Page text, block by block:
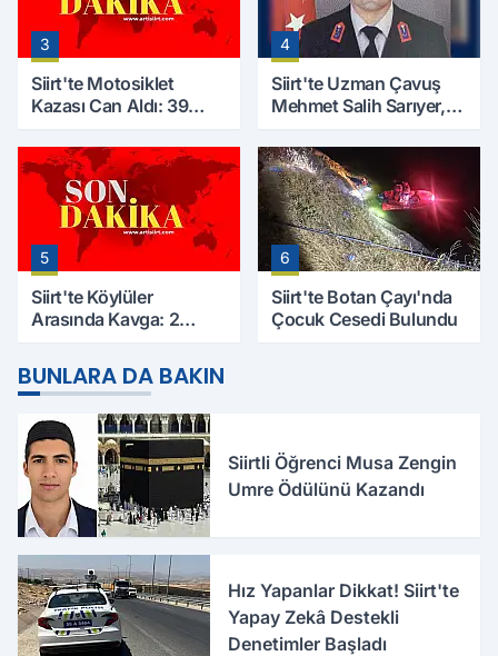
3
Siirt'te Motosiklet
Kazası Can Aldı: 39
Hayatını Kaybetti
4
Siirt'te Uzman Çavuş
Mehmet Salih Sarıyer,
5
Siirt'te Köylüler
Arasında Kavga: 2
Ağır
6
Siirt'te Botan Çayı'nda
Çocuk Cesedi Bulundu
BUNLARA DA BAKIN
Siirtli Öğrenci Musa Zengin
Umre Ödülünü Kazandı
Hız Yapanlar Dikkat! Siirt'te
Yapay Zekâ Destekli
Denetimler Başladı